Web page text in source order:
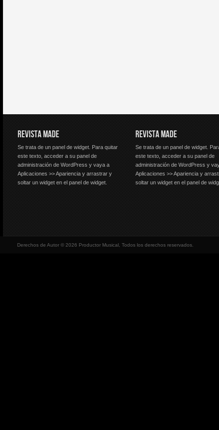
REVISTA MADE
Se trata de un panel de widget. Para quitar
este texto, acceder a su panel de
administración de WordPress y vaya a
Aplicaciones >> Apariencia y arrastrar y
soltar un widget en el panel de widget.
REVISTA MADE
Se trata de un panel de widget.
este texto, acceder a su panel de
administración de WordPress y
Aplicaciones >> Apariencia y
soltar un widget en el panel de
Derechos de Autor © 2026 Productor Musical, Todos los derechos reservados.